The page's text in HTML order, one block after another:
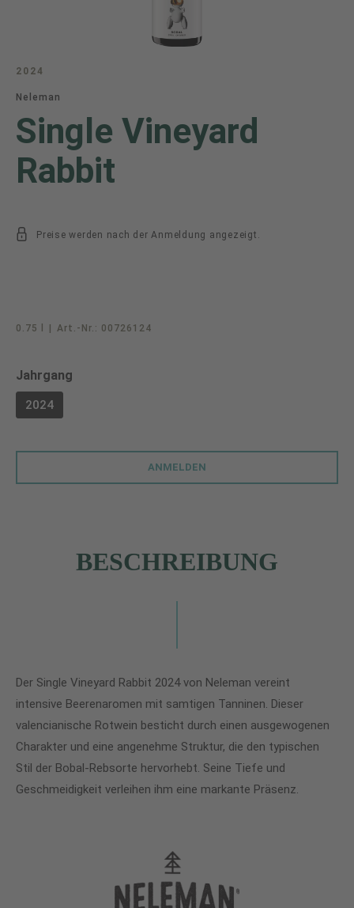
2024
Neleman
Single Vineyard
Rabbit
Preise werden nach der Anmeldung angezeigt.
0.75 l Art.-Nr.: 00726124
Jahrgang
2024
ANMELDEN
BESCHREIBUNG
Der Single Vineyard Rabbit 2024 von Neleman vereint
intensive Beerenaromen mit samtigen Tanninen. Dieser
valencianische Rotwein besticht durch einen ausgewogenen
Charakter und eine angenehme Struktur, die den typischen
Stil der Bobal-Rebsorte hervorhebt. Seine Tiefe und
Geschmeidigkeit verleihen ihm eine markante Präsenz.